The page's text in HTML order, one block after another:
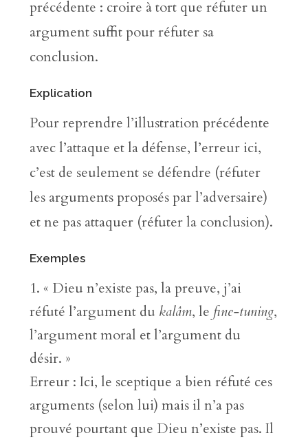
précédente : croire à tort que réfuter un
argument suffit pour réfuter sa
conclusion.
Explication
Pour reprendre l’illustration précédente
avec l’attaque et la défense, l’erreur ici,
c’est de seulement se défendre (réfuter
les arguments proposés par l’adversaire)
et ne pas attaquer (réfuter la conclusion).
Exemples
« Dieu n’existe pas, la preuve, j’ai
réfuté l’argument du kalâm, le fine-tuning,
l’argument moral et l’argument du
désir. »
Erreur : Ici, le sceptique a bien réfuté ces
arguments (selon lui) mais il n’a pas
prouvé pourtant que Dieu n’existe pas. Il